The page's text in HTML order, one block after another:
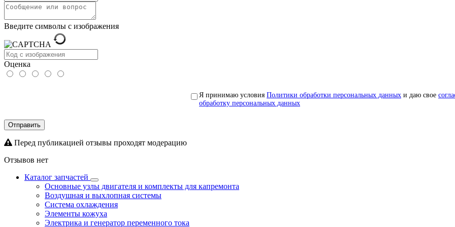
Введите символы с изображения
Оценка
Я принимаю условия Политики обработки персональных данных и даю свое
обработку персональных данных
Отправить
Перед публикацией отзывы проходят модерацию
Отзывов нет
Каталог запчастей
Основные узлы двигателя и комплекты для капремонта
Воздушная и выхлопная системы
Система охлаждения
Элементы кожуха
Электрика и генератор переменного тока